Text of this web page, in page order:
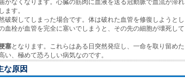
かなくなります。心臓の筋肉に血液を送る冠動脈で血流が滞れ
ます。
裂してしまった場合です。体は破れた血管を修復しようとし
栓が血管を完全に塞いでしまうと、その先の細胞が壊死して
塞となります。これらはある日突然発症し、一命を取り留めた
、極めて恐ろしい病気なのです。
な原因